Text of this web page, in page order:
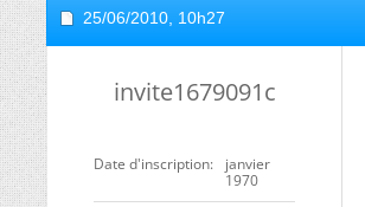
25/06/2010, 10h27
invite1679091c
Date d'inscription
janvier
1970